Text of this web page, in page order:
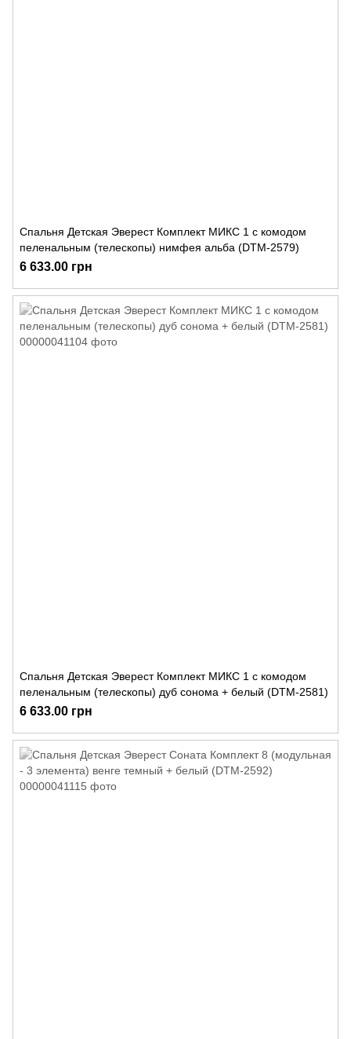
Спальня Детская Эверест Комплект МИКС 1 с комодом
пеленальным (телескопы) нимфея альба (DTM-2579)
6 633.00 грн
Спальня Детская Эверест Комплект МИКС 1 с комодом
пеленальным (телескопы) дуб сонома + белый (DTM-2581)
6 633.00 грн